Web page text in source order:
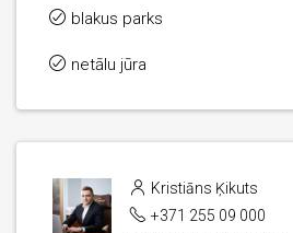
blakus parks
netālu jūra
Kristiāns Ķikuts
+371 255 09 000